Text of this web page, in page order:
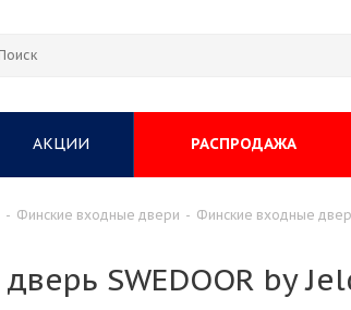
АКЦИИ РАСПРОДАЖА
- Финские входные двери - Финские входные
SWEDOOR by